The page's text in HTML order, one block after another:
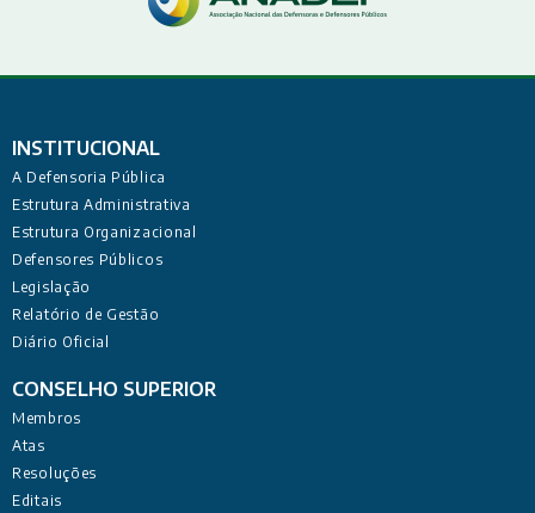
INSTITUCIONAL
A Defensoria Pública
Estrutura Administrativa
Estrutura Organizacional
Defensores Públicos
Legislação
Relatório de Gestão
Diário Oficial
CONSELHO SUPERIOR
Membros
Atas
Resoluções
Editais